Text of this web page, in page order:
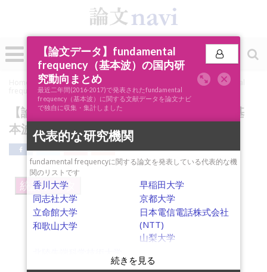
投稿
論文ナビSCOPE»キーワード分析
【論文データ】fundamental
frequency（基本波）の国内研究動向まとめ
【論文データ】fundamental frequency（基
本波）の国内研究動向まとめ
統計データ
【論文データ】fundamental
frequency（基本波）の国内研
究動向まとめ
最近二年間(2016-2017)で発表されたfundamental
frequency（基本波）に関する文献データを論文ナビ
で独自に収集・集計しました
代表的な研究機関
fundamental frequencyに関する論文を発表している代表的な機
関のリストです
香川大学
同志社大学
立命館大学
和歌山大学
早稲田大学
京都大学
日本電信電話株式会社
(NTT)
山梨大学